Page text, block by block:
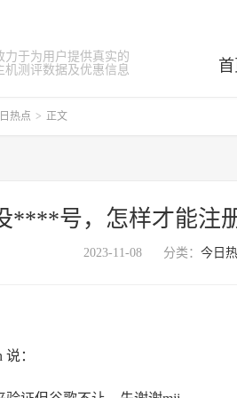
力于为用户提供真实的
机测评数据及优惠信息
首
热点 > 正文
****号，怎样才能注
2023-11-08 分类： 今日
：